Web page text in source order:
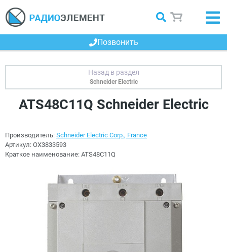
Позвонить
Schneider Electric
ATS48C11Q Schneider Electric
Производитель: Schneider Electric Corp., France
Артикул: OX3833593
Краткое наименование: ATS48C11Q